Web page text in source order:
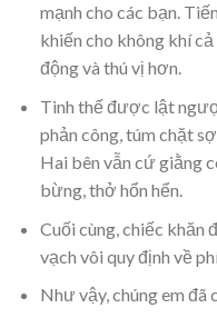
mạnh cho các bạn.
khiến cho không khí
động và thú vị hơn.
Tinh thế được lật
phản công, túm chặt
Hai bên vẫn cứ giằng
bừng, thở hổn hển.
Cuối cùng, chiếc khăn
vạch vôi quy định về
Như vậy, chúng em đã